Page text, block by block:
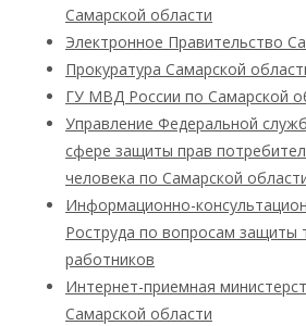
Самарской области
Электронное Правительство
Прокуратура Самарской
ГУ МВД России по Самарской
Управление Федеральной
сфере защиты прав
человека по Самарской
Информационно-
Роструда по вопросам защиты
работников
Интернет-приемная
Самарской области